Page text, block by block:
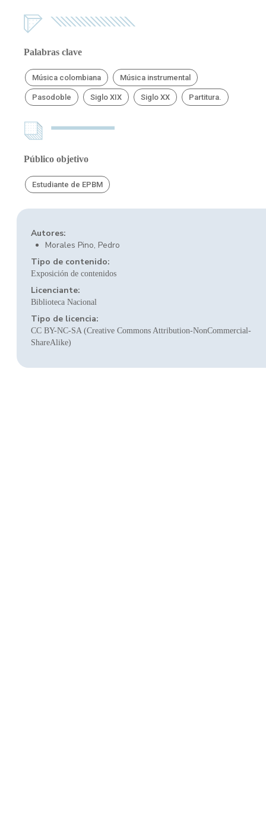
Palabras clave
Música colombiana Música instrumental
Pasodoble Siglo XIX Siglo XX Partitura.
Público objetivo
Estudiante de EPBM
Autores:
Morales Pino, Pedro
Tipo de contenido:
Exposición de contenidos
Licenciante:
Biblioteca Nacional
Tipo de licencia:
CC BY-NC-SA (Creative Commons Attribution-NonCommercial-
ShareAlike)